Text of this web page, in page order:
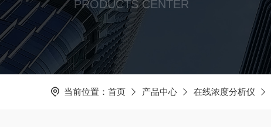
PRODUCTS CENTER
当前位置： 首页 产品中心 在线浓度分析仪